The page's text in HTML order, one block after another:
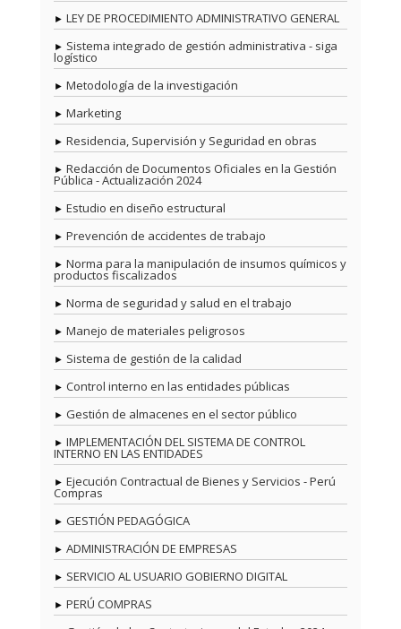
LEY DE PROCEDIMIENTO ADMINISTRATIVO GENERAL
Sistema integrado de gestión administrativa - siga
logístico
Metodología de la investigación
Marketing
Residencia, Supervisión y Seguridad en obras
Redacción de Documentos Oficiales en la Gestión
Pública - Actualización 2024
Estudio en diseño estructural
Prevención de accidentes de trabajo
Norma para la manipulación de insumos químicos y
productos fiscalizados
Norma de seguridad y salud en el trabajo
Manejo de materiales peligrosos
Sistema de gestión de la calidad
Control interno en las entidades públicas
Gestión de almacenes en el sector público
IMPLEMENTACIÓN DEL SISTEMA DE CONTROL
INTERNO EN LAS ENTIDADES
Ejecución Contractual de Bienes y Servicios - Perú
Compras
GESTIÓN PEDAGÓGICA
ADMINISTRACIÓN DE EMPRESAS
SERVICIO AL USUARIO GOBIERNO DIGITAL
PERÚ COMPRAS